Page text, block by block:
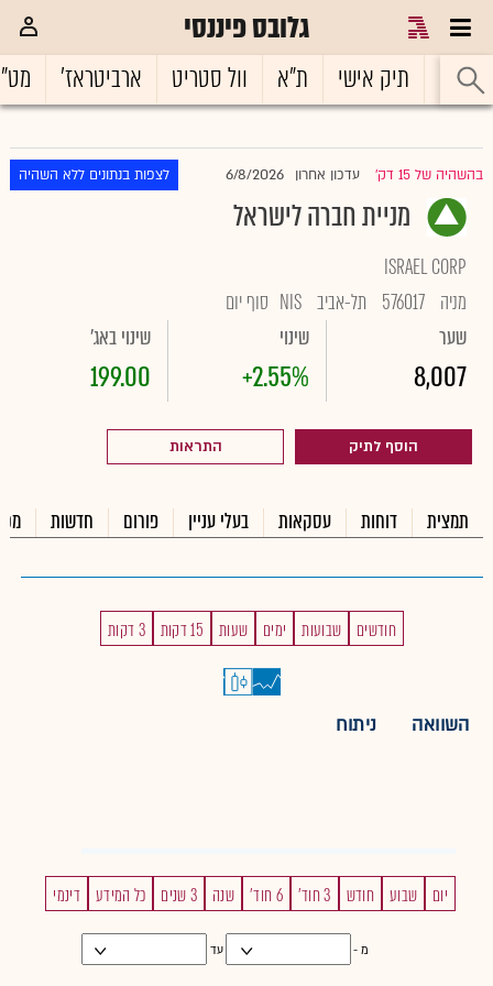
גלובס פיננסי
ראשי תיק אישי ת"א וול סטריט ארביטראז'
בהשהיה של 15 דק' עדכון אחרון 6/8/2026 לצפות בנתונים ללא השהיה
מניית חברה לישראל
ISRAEL CORP
מניה 576017 תל-אביב NIS סוף יום
שער
8,007
שינוי
+2.55%
שינוי באג'
199.00
הוסף לתיק התראות
תמצית דוחות עסקאות בעלי עניין פורום חדשות
חודשים שבועות ימים שעות 15 דקות 3 דקות
השוואה ניתוח
יום שבוע חודש 3 חוד' 6 חוד' שנה 3 שנים כל המידע דינמי
מ - עד